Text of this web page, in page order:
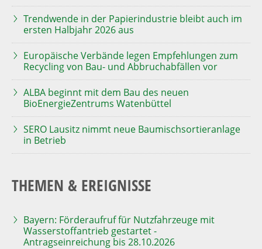
Trendwende in der Papierindustrie bleibt auch im
ersten Halbjahr 2026 aus
Europäische Verbände legen Empfehlungen zum
Recycling von Bau- und Abbruchabfällen vor
ALBA beginnt mit dem Bau des neuen
BioEnergieZentrums Watenbüttel
SERO Lausitz nimmt neue Baumischsortieranlage
in Betrieb
THEMEN & EREIGNISSE
Bayern: Förderaufruf für Nutzfahrzeuge mit
Wasserstoffantrieb gestartet -
Antragseinreichung bis 28.10.2026